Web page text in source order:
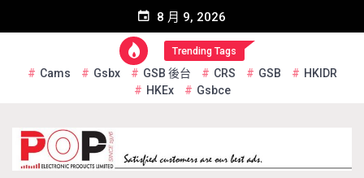
8 月 9, 2026
Trending Tags
Cams Gsbx GSB 後台 CRS GSB
HKIDR
HKEx
Gsbce